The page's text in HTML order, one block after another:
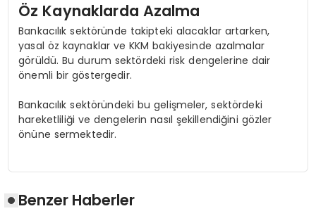
Öz Kaynaklarda Azalma
Bankacılık sektöründe takipteki alacaklar artarken,
yasal öz kaynaklar ve KKM bakiyesinde azalmalar
görüldü. Bu durum sektördeki risk dengelerine dair
önemli bir göstergedir.
Bankacılık sektöründeki bu gelişmeler, sektördeki
hareketliliği ve dengelerin nasıl şekillendiğini gözler
önüne sermektedir.
Benzer Haberler